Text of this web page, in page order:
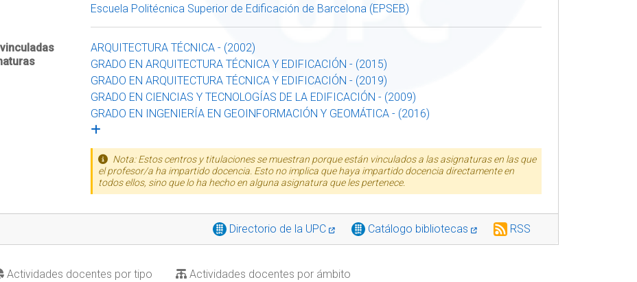
Escuela Politécnica Superior de Edificación de Barcelona (EPSEB)
ARQUITECTURA TÉCNICA - (2002)
GRADO EN ARQUITECTURA TÉCNICA Y EDIFICACIÓN - (2015)
GRADO EN ARQUITECTURA TÉCNICA Y EDIFICACIÓN - (2019)
GRADO EN CIENCIAS Y TECNOLOGÍAS DE LA EDIFICACIÓN - (2009)
GRADO EN INGENIERÍA EN GEOINFORMACIÓN Y GEOMÁTICA - (2016)
Nota: Estos centros y titulaciones se muestran porque están vinculados a las asignaturas en las que
el profesor/a ha impartido docencia. Esto no implica que haya impartido docencia directamente en
todos ellos, sino que lo ha hecho en alguna asignatura que les pertenece.
Directorio de la UPC Catálogo bibliotecas RSS
Actividades docentes por tipo Actividades docentes por ámbito